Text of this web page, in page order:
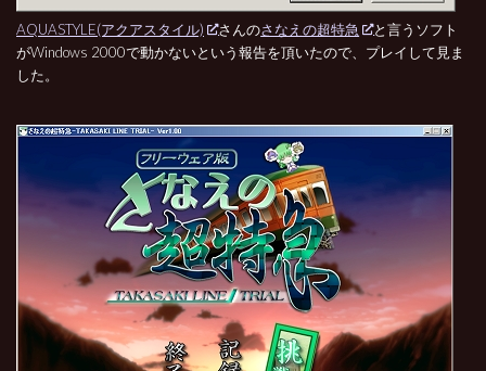
AQUASTYLE(アクアスタイル) さんのさなえの超特急
と言うソフト
がWindows 2000で動かないという報告を頂いたので、プレイして見ま
した。